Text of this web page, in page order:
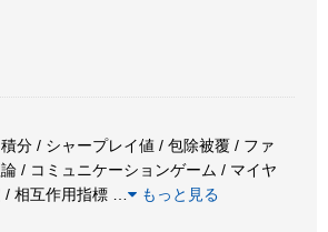
分 / シャープレイ値 / 包除被覆 / ファ
/ コミュニケーションゲーム / マイヤ
/ 相互作用指標
もっと見る